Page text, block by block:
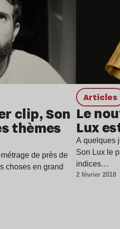
clip, Son
thèmes
de près de
choses en grand
Articles
Le
Lux
A quelques
Son Lux le
indices…
2 février 2018